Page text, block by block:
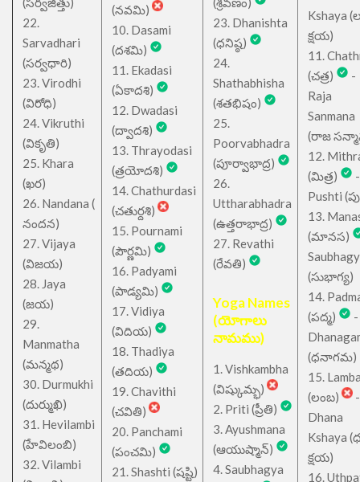
22.
Sarvadhari
(సర్వధారి)
23. Virodhi
(విరోధి)
24. Vikruthi
(వికృతి)
25. Khara
(ఖర)
26. Nandana (
నందన)
27. Vijaya
(విజయ)
28. Jaya
(జయ)
29.
Manmatha
(మన్మథ)
30. Durmukhi
(దుర్ముఖి)
31. Hevilambi
(హేవిలంబి)
32. Vilambi
(నవమి)
10. Dasami
(దశమి)
11. Ekadasi
(ఏకాదశి)
12. Dwadasi
(ద్వాదశి)
13. Thrayodasi
(త్రయోదశి)
14. Chathurdasi
(చతుర్దశి)
15. Pournami
(పౌర్ణమి)
16. Padyami
(పాడ్యమి)
17. Vidiya
(విదియ)
18. Thadiya
(తదియ)
19. Chavithi
(చవితి)
20. Panchami
(పంచమి)
21. Shashti (షష్టి)
23. Dhanishta
(ధనిష్ఠ)
24.
Shathabhisha
(శతభిషం)
25.
Poorvabhadra
(పూర్వాభాద్ర)
26.
Uttharabhadra
(ఉత్తరాభాద్ర)
27. Revathi
(రేవతి)
Yoga Names
(యోగాలు
నామము)
1. Vishkambha
(విష్కుమ్భ)
2. Priti (ప్రీతి)
3. Ayushmana
(ఆయుష్మాన్)
4. Saubhagya
Kshaya
క్షయ)
11.
(చత్ర)
-
Raja
Sanmana
(రాజ
12.
(మిత్ర)
-
Pushti
13.
(మానస)
(సుభాగ్య)
14.
(పద్మ)
-
(ధనాగమ)
15.
(లంబ)
-
Dhana
Kshaya
క్షయ)
16.